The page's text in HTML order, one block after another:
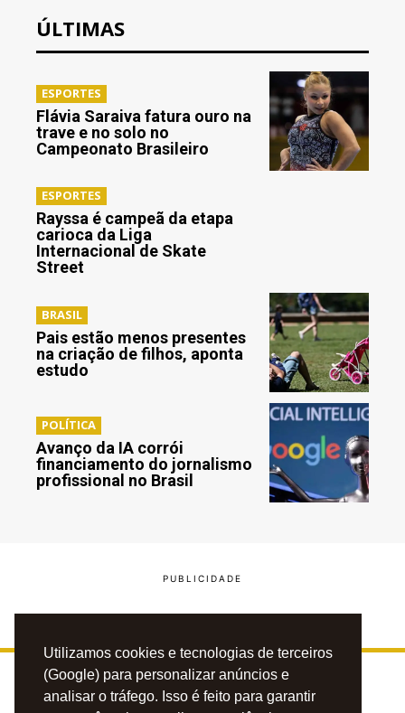
Utilizamos cookies e tecnologias de terceiros
(Google) para personalizar anúncios e
analisar o tráfego. Isso é feito para garantir
ÚLTIMAS
ESPORTES
Flávia Saraiva fatura ouro na
trave e no solo no
Campeonato Brasileiro
ESPORTES
Rayssa é campeã da etapa
carioca da Liga
Internacional de Skate
Street
BRASIL
Pais estão menos presentes
na criação de filhos, aponta
estudo
POLÍTICA
Avanço da IA corrói
financiamento do jornalismo
profissional no Brasil